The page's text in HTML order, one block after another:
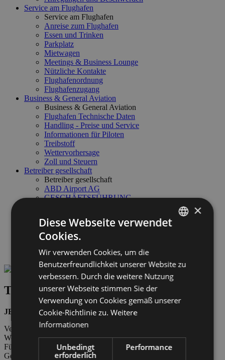
Service am Flughafen
Service am Flughafen
Anreise zum Flughafen
Essen und Trinken
Parkplatz
Mietwagen
Meetings & Business Lounge
Nützliche Kontakte
Flughafenordnung
Flughafenzugang
Business & General Aviation
Business & General Aviation
Flughafen Technische Daten
Handling - Preise und Service
Informationen für Piloten
Treibstoff
Wettervorhersage
Zoll und Steuern
Betreiber gesellschaft
Betreiber gesellschaft
ABD Airport AG
GESCHÄFTSFÜHRUNG
Links & Partner
Safety Management System
Transparente Verwaltung
Wetter & Webcam
Treibstoff Flughafen Bozen
JET-A1
Verwaltet von ABD AIRPORT AG: verfügbar sieben Tage die
Woche von 06:00 bis 23:00 Uhr.
Für weitere Informationen:
General Aviation
×
Diese Webseite verwendet
Cookies.
Wir verwenden Cookies, um die
Benutzerfreundlichkeit unserer Website zu
verbessern. Durch die weitere Nutzung
unserer Webseite stimmen Sie der
Verwendung von Cookies gemäß unserer
Cookie-Richtlinie zu. Weitere
Informationen
Unbedingt
erforderlich
Performance